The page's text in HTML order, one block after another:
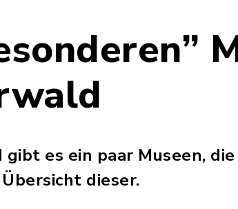
es ein paar Museen,
dieser.